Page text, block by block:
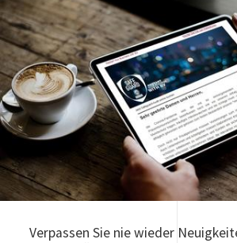
Verpassen Sie nie wieder